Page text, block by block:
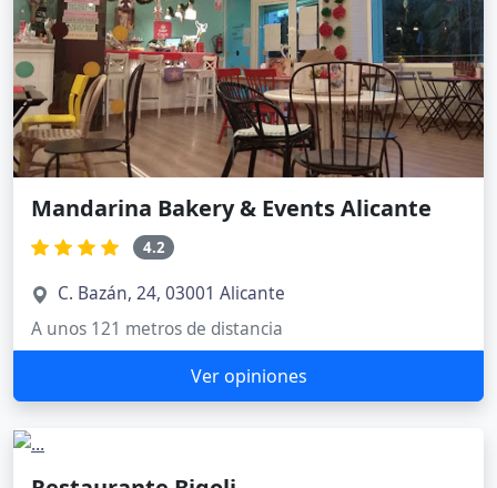
Mandarina Bakery & Events Alicante
4.2
C. Bazán, 24, 03001 Alicante
A unos 121 metros de distancia
Ver opiniones